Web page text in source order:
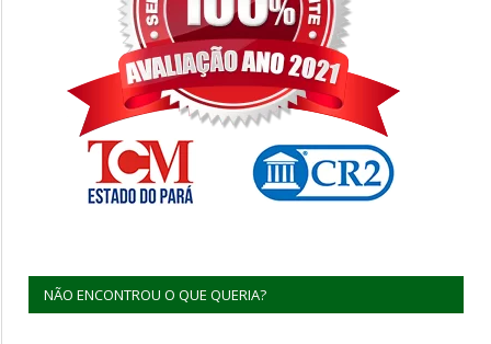
NÃO ENCONTROU O QUE QUERIA?